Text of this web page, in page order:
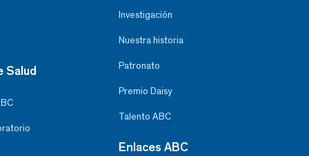
Salud
Investigación
Nuestra historia
Patronato
Premio Daisy
Talento ABC
Enlaces ABC